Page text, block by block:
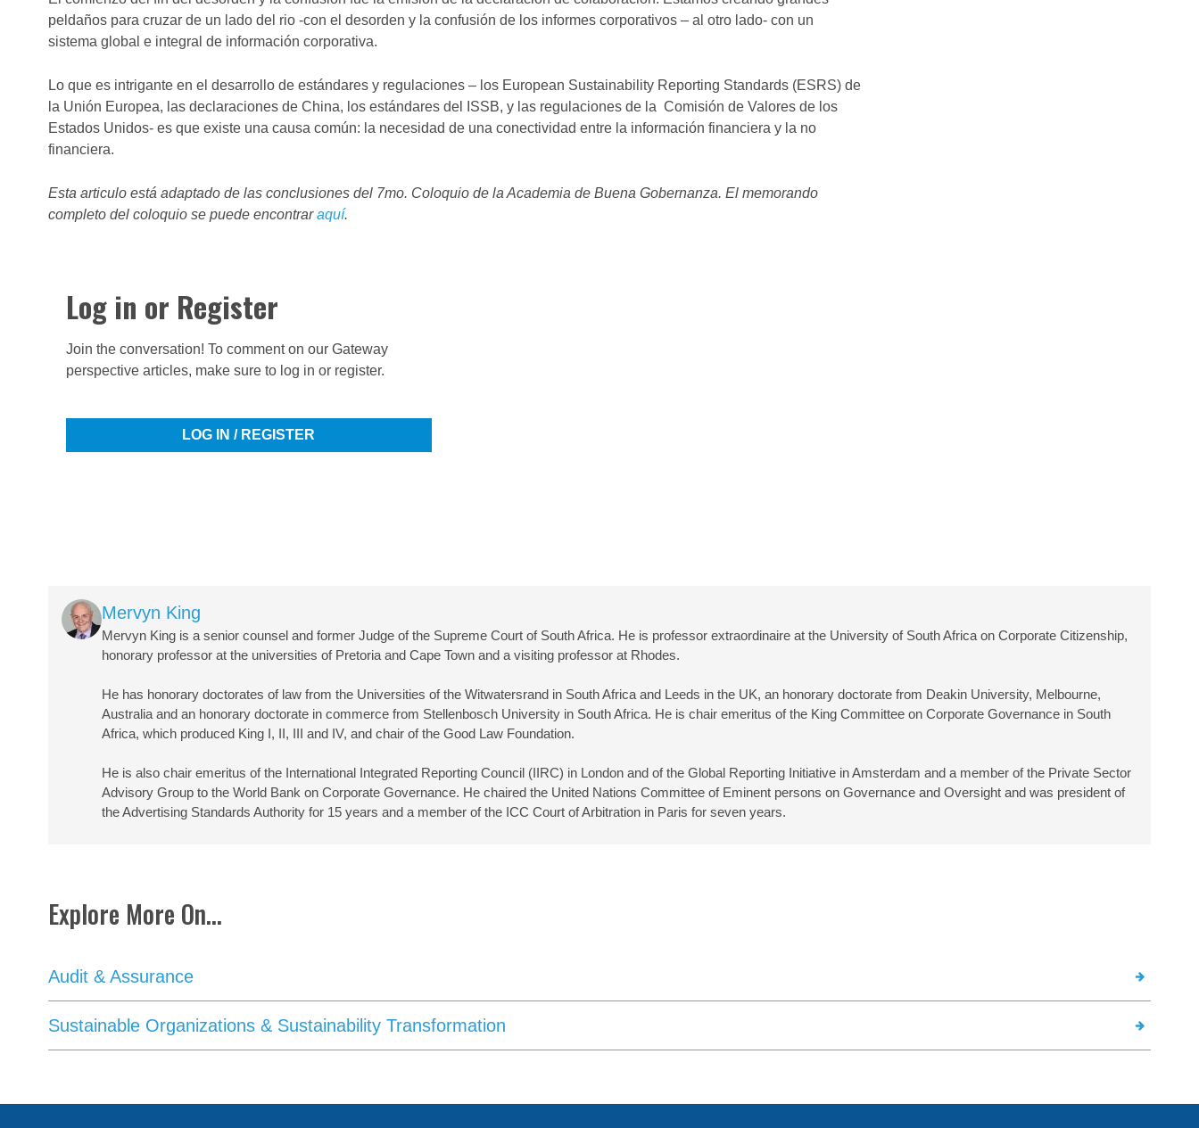
peldaños para cruzar de un lado del rio -con el desorden y la confusión de los informes corporativos – al otro lado- con un
sistema global e integral de información corporativa.
Lo que es intrigante en el desarrollo de estándares y regulaciones – los European Sustainability Reporting Standards (ESRS) de
la Unión Europea, las declaraciones de China, los estándares del ISSB, y las regulaciones de la Comisión de Valores de los
Estados Unidos- es que existe una causa común: la necesidad de una conectividad entre la información financiera y la no
financiera.
Esta articulo está adaptado de las conclusiones del 7mo. Coloquio de la Academia de Buena Gobernanza. El memorando
completo del coloquio se puede encontraraquí.
Log in or Register
Join the conversation! To comment on our Gateway
perspective articles, make sure to log in or register.
LOG IN / REGISTER
ImageMervyn King
Mervyn King is a senior counsel and former Judge of the Supreme Court of South Africa. He is professor extraordinaire at the University of South Africa on Corporate Citizenship,
honorary professor at the universities of Pretoria and Cape Town and a visiting professor at Rhodes.
He has honorary doctorates of law from the Universities of the Witwatersrand in South Africa and Leeds in the UK, an honorary doctorate from Deakin University, Melbourne,
Australia and an honorary doctorate in commerce from Stellenbosch University in South Africa. He is chair emeritus of the King Committee on Corporate Governance in South
Africa, which produced King I, II, III and IV, and chair of the Good Law Foundation.
He is also chair emeritus of the International Integrated Reporting Council (IIRC) in London and of the Global Reporting Initiative in Amsterdam and a member of the Private Sector
Advisory Group to the World Bank on Corporate Governance. He chaired the United Nations Committee of Eminent persons on Governance and Oversight and was president of
the Advertising Standards Authority for 15 years and a member of the ICC Court of Arbitration in Paris for seven years.
Explore More On...
Audit & Assurance
Sustainable Organizations & Sustainability Transformation